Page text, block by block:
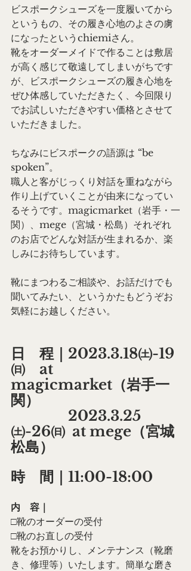
ビスポークシューズを一度履いてから
というもの、その履き心地のよさの虜
になったというchiemiさん。
靴をオーダーメイドで作ることは敷居
が高く感じて敬遠してしまいがちです
が、ビスポークシューズの履き心地を
ぜひ体感していただきたく、今回限り
でお試しいただきやすい価格とさせて
いただきました。
ちなみにビスポークの語源は “be
spoken”。
職人と客がじっくり対話を重ねながら
作り上げていくことが由来になってい
るそうです。magicmarket（岩手・一
関）、mege（宮城・松島）それぞれ
のお店でどんな対話が生まれるか、楽
しみにお待ちしています。
靴にまつわるご相談や、お話だけでも
聞いてみたい、というかたもどうぞお
気軽にお越しください。
日　程｜2023.3.18㈯-19
㈰　at
magicmarket（岩手一
関）
2023.3.25
㈯-26㈰  at mege（宮城
松島）
時　間｜11:00-18:00
内　容｜
□靴のオーダーの受付
□靴のお直しの受付
靴をお預かりし、メンテナンス（靴磨
き、修理等）いたします。簡単な磨き